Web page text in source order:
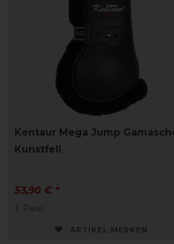
Kentaur Mega Jump
Kunstfell
53,90 € *
1
Paar
ARTIKEL MERKEN